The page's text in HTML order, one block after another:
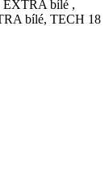
EXTRA bílé ,
bílé, TECH 18